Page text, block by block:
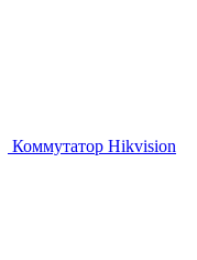
Коммутатор Hikvision